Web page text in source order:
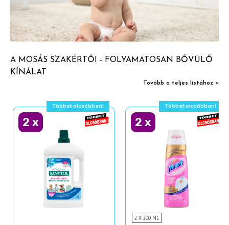
A MOSÁS SZAKÉRTŐI - FOLYAMATOSAN BŐVÜLŐ
KÍNÁLAT
Tovább a teljes listához >
Többet olcsóbban!
2 x
Többet olcsóbban!
2 x
2 X 200 ML